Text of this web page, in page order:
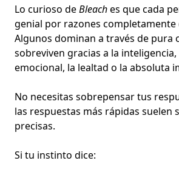
Lo curioso deBleaches que cada
genial por razones completamente
Algunos dominan a través de pura
sobreviven gracias a la
emocional, la lealtad o la absoluta
No necesitas sobrepensar tus
las respuestas más rápidas suelen
precisas.
Si tu instinto dice: